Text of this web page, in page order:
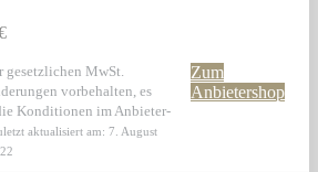
gesetzlichen MwSt.
vorbehalten, es
Konditionen im Anbieter-
aktualisiert am: 7. August
Zum
Anbietershop